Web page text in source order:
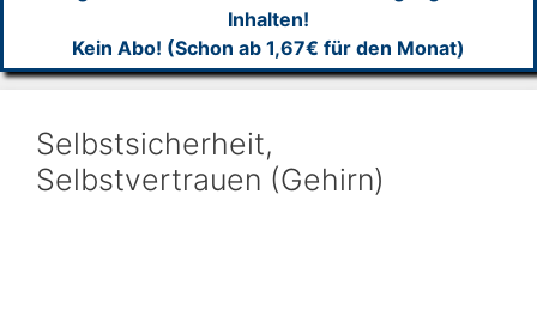
Inhalten!
Kein Abo! (Schon ab 1,67€ für den Monat)
Selbstsicherheit,
Selbstvertrauen (Gehirn)